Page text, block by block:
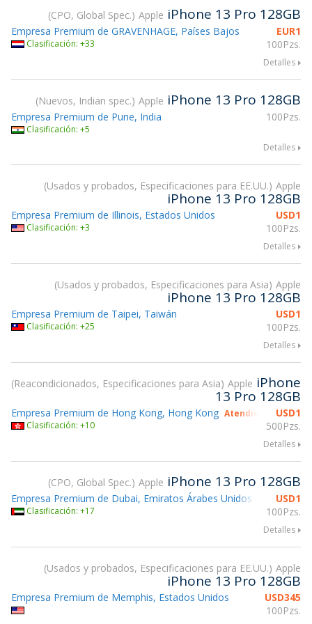
CPO, Global Spec. Apple iPhone 13 Pro 128GB
EUR1
100Pzs.
Empresa Premium de GRAVENHAGE, Países Bajos
Clasificación: +33
Detalles
Nuevos, Indian spec. Apple iPhone 13 Pro 128GB
100Pzs.
Empresa Premium de Pune, India
Clasificación: +5
Detalles
Usados y probados, Especificaciones para EE.UU. Apple
iPhone 13 Pro 128GB
USD1
100Pzs.
Empresa Premium de Illinois, Estados Unidos
Clasificación: +3
Detalles
Usados y probados, Especificaciones para Asia Apple
iPhone 13 Pro 128GB
USD1
100Pzs.
Empresa Premium de Taipei, Taiwán
Clasificación: +25
Detalles
Reacondicionados, Especificaciones para Asia Apple iPhone
13 Pro 128GB
USD1
500Pzs.
Empresa Premium de Hong Kong, Hong Kong Atendiendo gsmX
Clasificación: +10
Detalles
CPO, Global Spec. Apple iPhone 13 Pro 128GB
USD1
100Pzs.
Empresa Premium de Dubai, Emiratos Árabes Unidos
Clasificación: +17
Detalles
Usados y probados, Especificaciones para EE.UU. Apple
iPhone 13 Pro 128GB
USD345
100Pzs.
Empresa Premium de Memphis, Estados Unidos